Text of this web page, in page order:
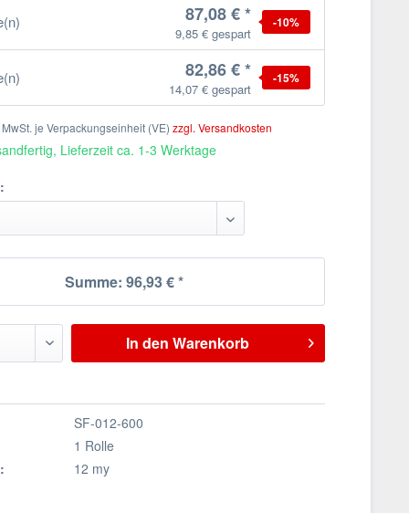
87,08 € *
9,85 € gespart
-10%
82,86 € *
14,07 € gespart
-15%
je Verpackungseinheit (VE)zzgl. Versandkosten
Lieferzeit ca. 1-3 Werktage
Summe: 96,93 €*
In den Warenkorb
SF-012-600
1 Rolle
12 my